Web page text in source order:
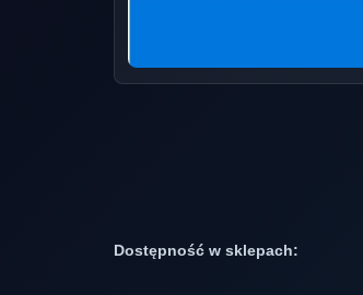
Dostępność w sklepach: